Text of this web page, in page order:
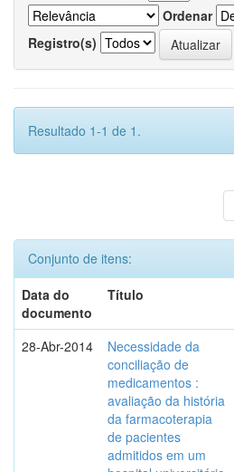
Ordenar
Registro(s)
Resultado 1-1 de 1.
Conjunto de itens:
Data do
documento
Título
28-Abr-2014
Necessidade da
conciliação de
medicamentos :
avaliação da história
da farmacoterapia
de pacientes
admitidos em um